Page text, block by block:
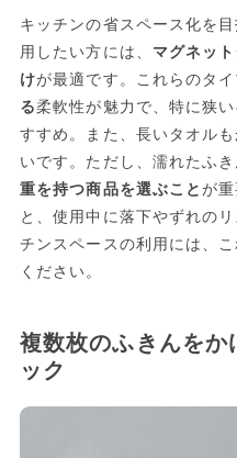
キッチンの省スペース化を
用したい方には、 マグネッ
けが最適です。これらのタイ
る柔軟性が魅力で、特に狭
すすめ。また、長いタオル
いです。ただし、濡れたふ
重を持つ商品を選ぶことが
と、使用中に落下やずれの
チンスペースの利用には、
ください。
複数枚のふきんをか
ック